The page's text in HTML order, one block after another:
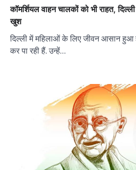
कॉमर्शियल वाहन चालकों को भी राहत,
खुश
दिल्ली में महिलाओं के लिए जीवन आसान
कर पा रही हैं. उन्हें…